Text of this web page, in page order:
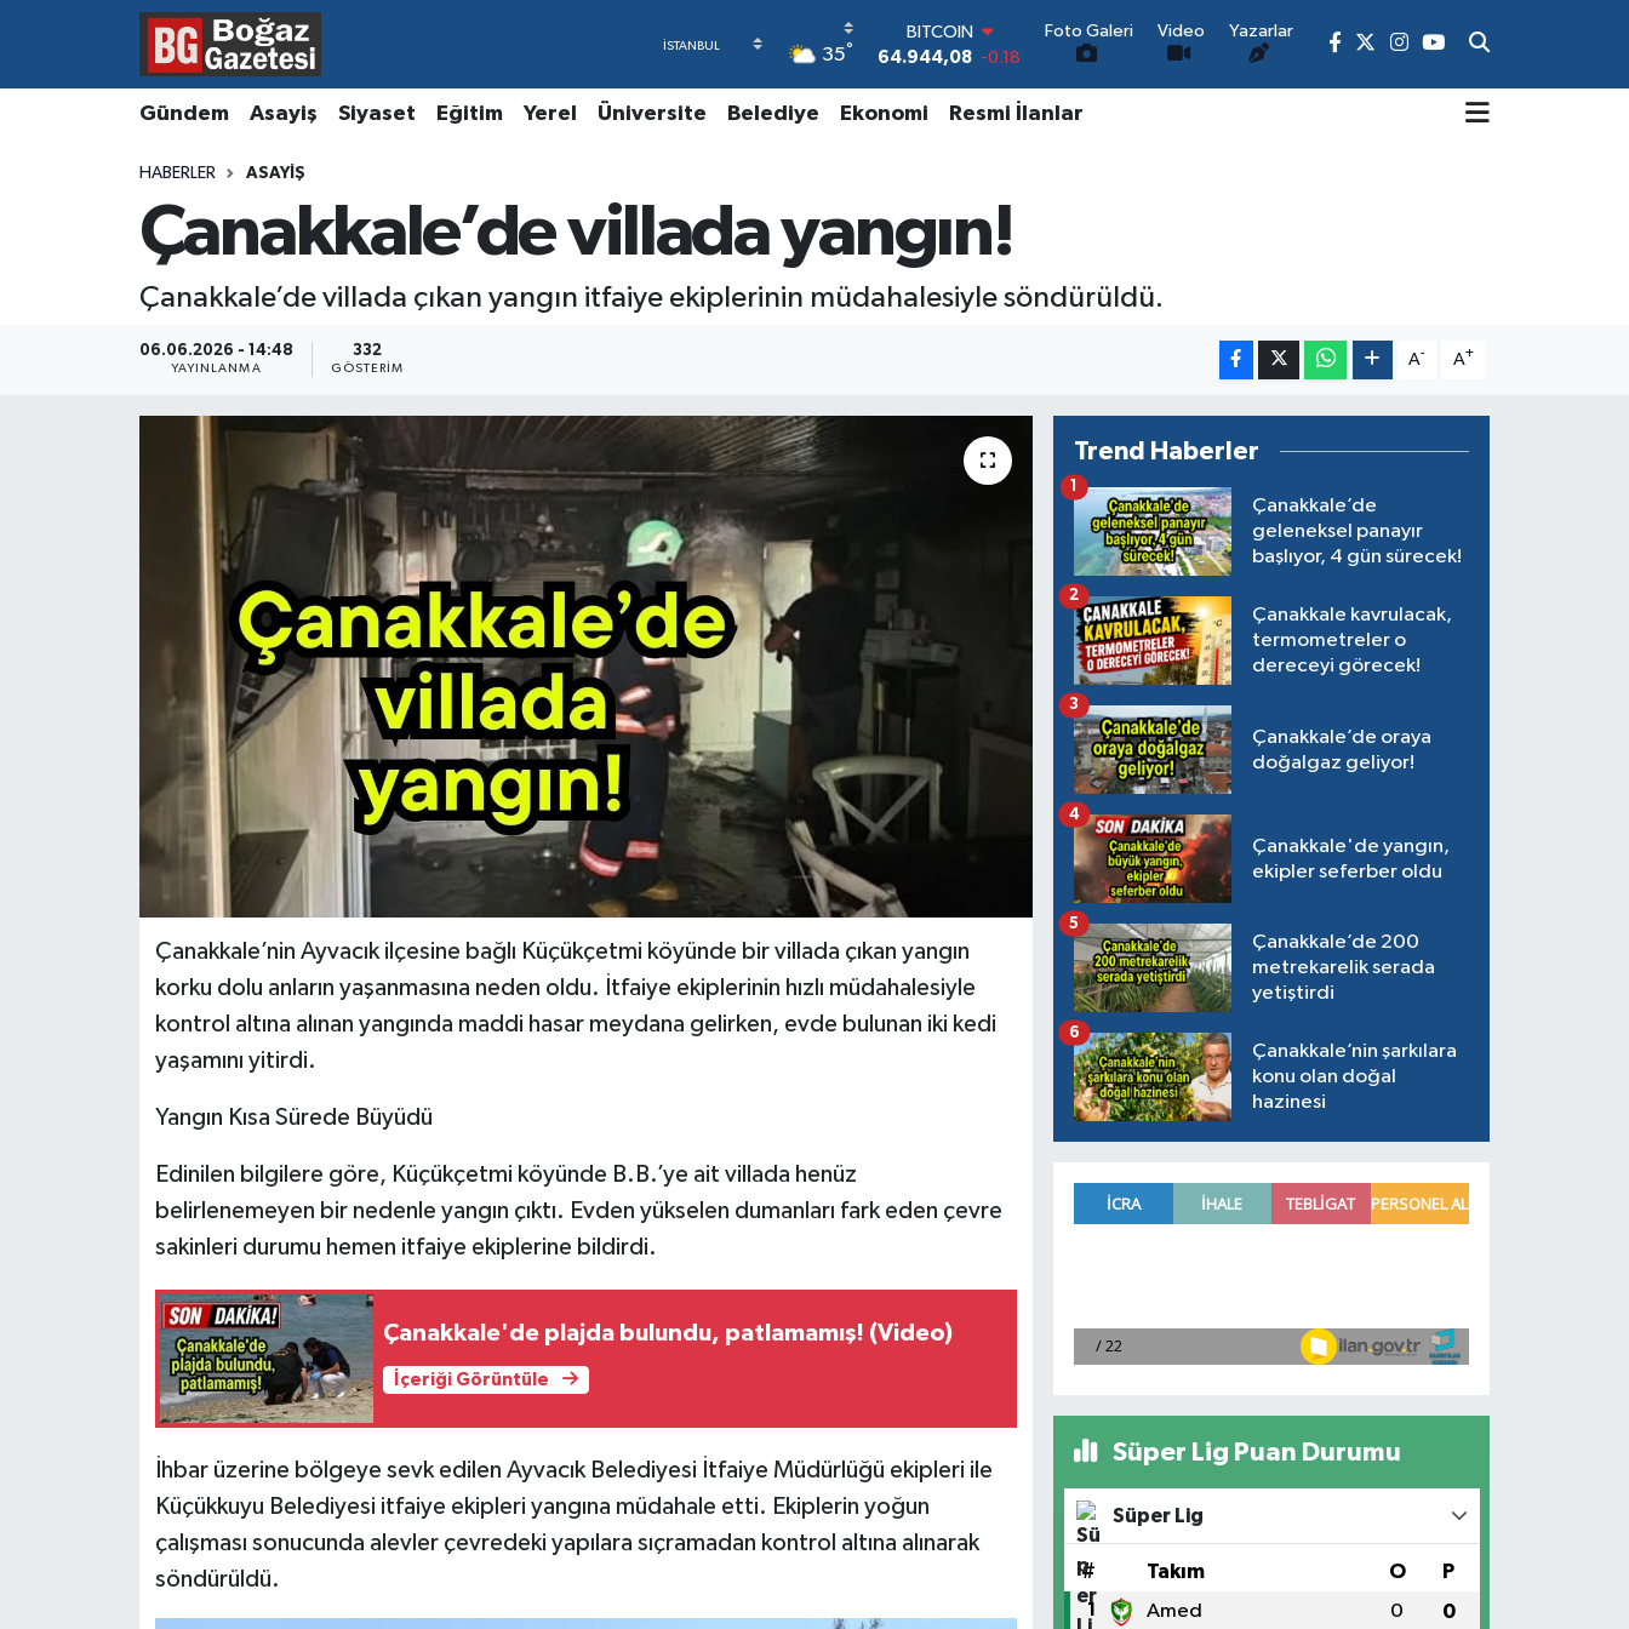
35°
DOLAR
47,7436
0.18
EURO
55,2510 0.32
6660.55 0.03
BİST100
13.779
Foto Galeri Video Yazarlar
Gündem Asayiş Siyaset Eğitim Yerel Üniversite Belediye Ekonomi Resmi İlanlar
HABERLER ASAYIŞ
Çanakkale’de villada yangın!
Çanakkale’de villada çıkan yangın itfaiye ekiplerinin müdahalesiyle söndürüldü.
06.06.2026 - 14:48
YAYINLANMA
332
GÖSTERIM
A- A+
Çanakkale’nin Ayvacık ilçesine bağlı Küçükçetmi köyünde bir villada çıkan yangın
korku dolu anların yaşanmasına neden oldu. İtfaiye ekiplerinin hızlı müdahalesiyle
kontrol altına alınan yangında maddi hasar meydana gelirken, evde bulunan iki kedi
yaşamını yitirdi.
Yangın Kısa Sürede Büyüdü
Edinilen bilgilere göre, Küçükçetmi köyünde B.B.’ye ait villada henüz
belirlenemeyen bir nedenle yangın çıktı. Evden yükselen dumanları fark eden çevre
sakinleri durumu hemen itfaiye ekiplerine bildirdi.
Çanakkale'de plajda bulundu, patlamamış! (Video)
İçeriği Görüntüle
İhbar üzerine bölgeye sevk edilen Ayvacık Belediyesi İtfaiye Müdürlüğü ekipleri ile
Küçükkuyu Belediyesi itfaiye ekipleri yangına müdahale etti. Ekiplerin yoğun
çalışması sonucunda alevler çevredeki yapılara sıçramadan kontrol altına alınarak
söndürüldü.
Trend Haberler
Çanakkale’de
geleneksel panayır
başlıyor, 4 gün sürecek!
1
Çanakkale kavrulacak,
termometreler o
dereceyi görecek!
2
Çanakkale’de oraya
doğalgaz geliyor!
3
Çanakkale'de yangın,
ekipler seferber oldu
4
Çanakkale’de 200
metrekarelik serada
yetiştirdi
5
Çanakkale’nin şarkılara
konu olan doğal
hazinesi
6
Süper Lig Puan Durumu
Süper Lig
# Takım O P
1 Amed 0 0
Asayiş
Ekonomi
Kültür ve Sanat
Hava Durumu
Süper Lig Puan Durumu ve Fikstür
Son Dakika Haberleri